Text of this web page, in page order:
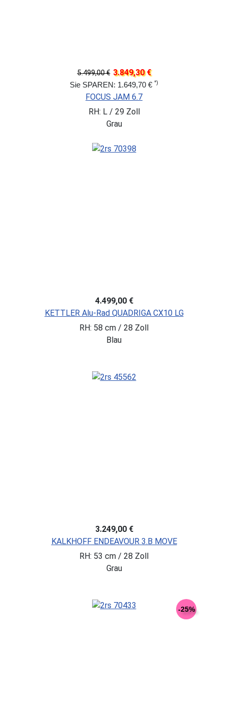
5.499,00 € 3.849,30 €
Sie SPAREN: 1.649,70 € *)
FOCUS JAM 6.7
RH: L / 29 Zoll
Grau
4.499,00 €
KETTLER Alu-Rad QUADRIGA CX10 LG
RH: 58 cm / 28 Zoll
Blau
3.249,00 €
KALKHOFF ENDEAVOUR 3.B MOVE
RH: 53 cm / 28 Zoll
Grau
-25%